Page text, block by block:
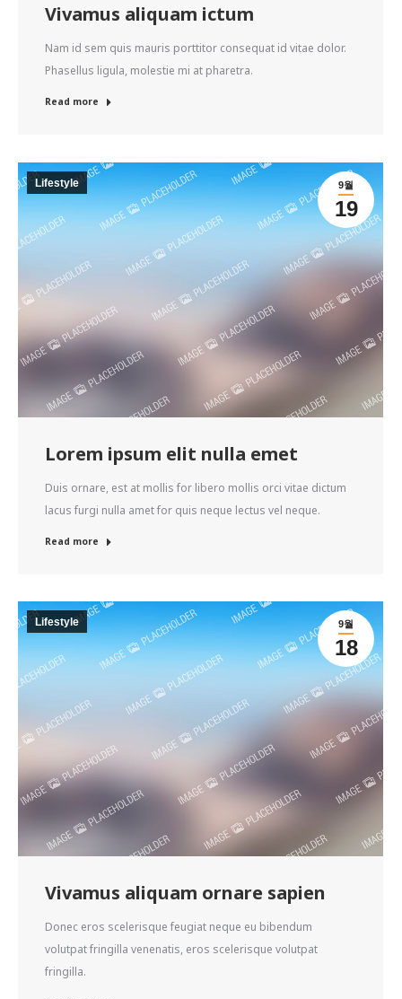
Vivamus aliquam ictum
Nam id sem quis mauris porttitor consequat id vitae dolor.
Phasellus ligula, molestie mi at pharetra.
Read more
9월
19
Lifestyle
Lorem ipsum elit nulla emet
Duis ornare, est at mollis for libero mollis orci vitae dictum
lacus furgi nulla amet for quis neque lectus vel neque.
Read more
9월
18
Lifestyle
Vivamus aliquam ornare sapien
Donec eros scelerisque feugiat neque eu bibendum
volutpat fringilla venenatis, eros scelerisque volutpat
fringilla.